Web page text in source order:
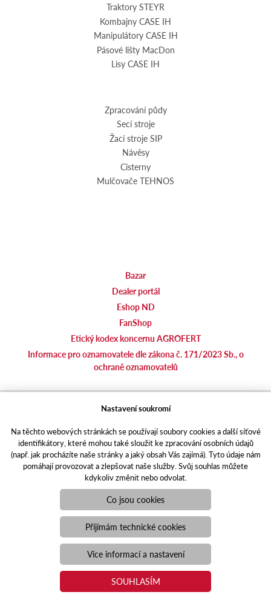
Traktory STEYR
Kombajny CASE IH
Manipulátory CASE IH
Pásové lišty MacDon
Lisy CASE IH
Zpracování půdy
Secí stroje
Žací stroje SIP
Návěsy
Cisterny
Mulčovače TEHNOS
Bazar
Dealer portál
Eshop ND
FanShop
Etický kodex koncernu AGROFERT
Informace pro oznamovatele dle zákona č. 171/2023 Sb., o
ochraně oznamovatelů
Responzivní webPuxdesign | agrics.cz © 2021
Toto jsou internetové stránky společnosti AGRI CS a. s., se sídlem
v Hustopečích, Hybešova 14, PSČ 69301, IČO 26243334,
zapsané v OR vedeném Krajským soudem v Brně, oddíl B, vložka
3582. Společnost AGRI CS a.s. je členem koncernu AGROFERT
řízeného společností AGROFERT, a.s., IČO 26185610, se sídlem
na adrese Pyšelská 2327/2, Chodov, 149 00 Praha 4.
agrotec.cz
portal.caseklub.cz
shop.agrics.cz
traktorbazar.cz
eshop.agrics.cz/cs
a-finance.cz
Nastavení soukromí
Na těchto webových stránkách se používají soubory cookies a další síťové
identifikátory, které mohou také sloužit ke zpracování osobních údajů
(např. jak procházíte naše stránky a jaký obsah Vás zajímá). Tyto údaje nám
pomáhají provozovat a zlepšovat naše služby. Svůj souhlas můžete
kdykoliv změnit nebo odvolat.
Co jsou cookies
Přijímám technické cookies
Více informací a nastavení
SOUHLASÍM